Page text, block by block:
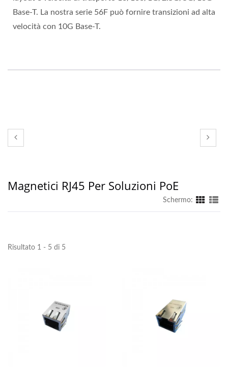
Base-T. La nostra serie 56F può fornire transizioni ad alta
velocità con 10G Base-T.
Magnetici RJ45 Per Soluzioni PoE
Schermo:
Risultato 1 - 5 di 5